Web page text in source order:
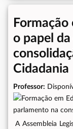
crianças/
EstaduaisPeríodo
o papel
Cidadania
Professor:
A Assembleia